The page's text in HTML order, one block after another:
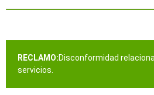
RECLAMO:Disconformidad
servicios.